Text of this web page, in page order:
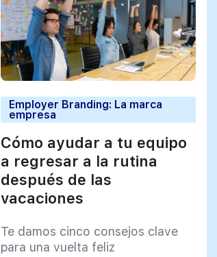
Employer Branding: La marca
empresa
Cómo ayudar a tu equipo
a regresar a la rutina
después de las
vacaciones
Te damos cinco consejos clave
para una vuelta feliz